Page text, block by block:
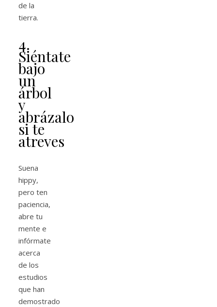
de la
tierra.
4.
Siéntate
bajo
un
árbol
y
abrázalo
si te
atreves
Suena
hippy,
pero ten
paciencia,
abre tu
mente e
infórmate
acerca
de los
estudios
que han
demostrado